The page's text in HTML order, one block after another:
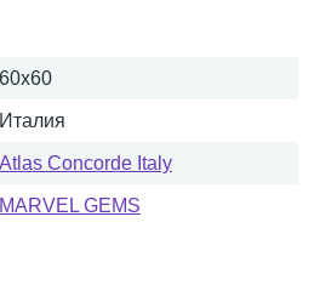
60x60
Италия
Atlas Concorde Italy
MARVEL GEMS